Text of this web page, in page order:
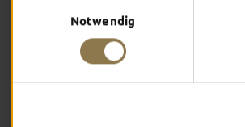
Notwendig